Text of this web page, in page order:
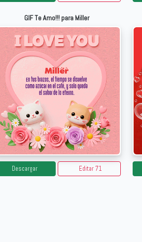
GIF Te Amo!!! para Miller
Descargar Editar 71